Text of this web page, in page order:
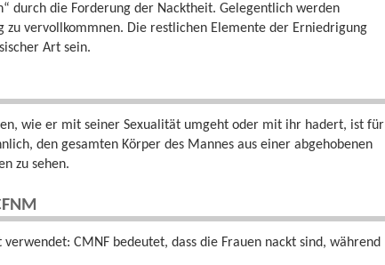
durch die Forderung der Nacktheit. Gelegentlich werden
vervollkommnen. Die restlichen Elemente der Erniedrigung
Art sein.
wie er mit seiner Sexualität umgeht oder mit ihr hadert, ist für
den gesamten Körper des Mannes aus einer abgehobenen
zu sehen.
CMNF bedeutet, dass die Frauen nackt sind, während